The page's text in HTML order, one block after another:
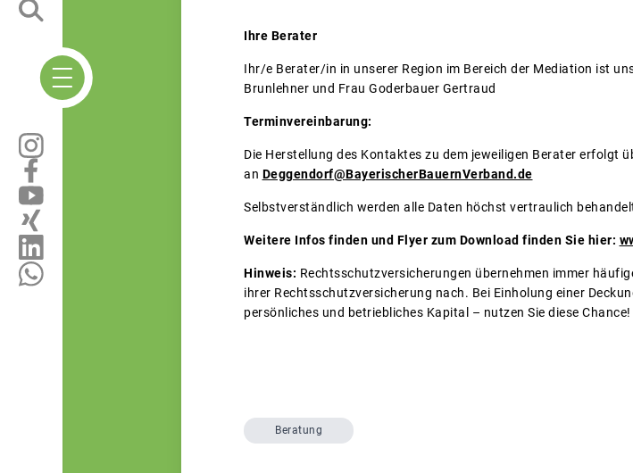
Ihre Berater
Ihr/e Berater/in in unserer Region im Bereich der Mediation ist
Brunlehner und Frau Goderbauer Gertraud
Terminvereinbarung:
Die Herstellung des Kontaktes zu dem jeweiligen Berater erfolgt
an Deggendorf@BayerischerBauernVerband.de
Selbstverständlich werden alle Daten höchst vertraulich
Weitere Infos finden und Flyer zum Download finden Sie hier:
Hinweis: Rechtsschutzversicherungen übernehmen immer
ihrer Rechtsschutzversicherung nach. Bei Einholung einer
persönliches und betriebliches Kapital – nutzen Sie diese Chance!
Beratung